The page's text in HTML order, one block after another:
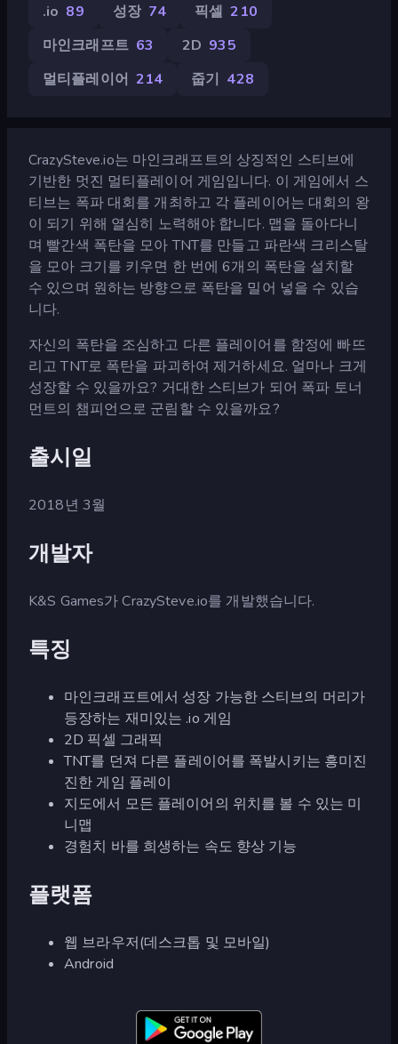
.io 89 성장 74 픽셀 210
마인크래프트 63 2D 935
멀티플레이어 214 줍기 428
CrazySteve.io는 마인크래프트의 상징적인 스티브에
기반한 멋진 멀티플레이어 게임입니다. 이 게임에서 스
티브는 폭파 대회를 개최하고 각 플레이어는 대회의 왕
이 되기 위해 열심히 노력해야 합니다. 맵을 돌아다니
며 빨간색 폭탄을 모아 TNT를 만들고 파란색 크리스탈
을 모아 크기를 키우면 한 번에 6개의 폭탄을 설치할
수 있으며 원하는 방향으로 폭탄을 밀어 넣을 수 있습
니다.
자신의 폭탄을 조심하고 다른 플레이어를 함정에 빠뜨
리고 TNT로 폭탄을 파괴하여 제거하세요. 얼마나 크게
성장할 수 있을까요? 거대한 스티브가 되어 폭파 토너
먼트의 챔피언으로 군림할 수 있을까요?
출시일
2018년 3월
개발자
K&S Games가 CrazySteve.io를 개발했습니다.
특징
마인크래프트에서 성장 가능한 스티브의 머리가
등장하는 재미있는 .io 게임
2D 픽셀 그래픽
TNT를 던져 다른 플레이어를 폭발시키는 흥미진
진한 게임 플레이
지도에서 모든 플레이어의 위치를 볼 수 있는 미
니맵
경험치 바를 희생하는 속도 향상 기능
플랫폼
웹 브라우저(데스크톱 및 모바일)
Android